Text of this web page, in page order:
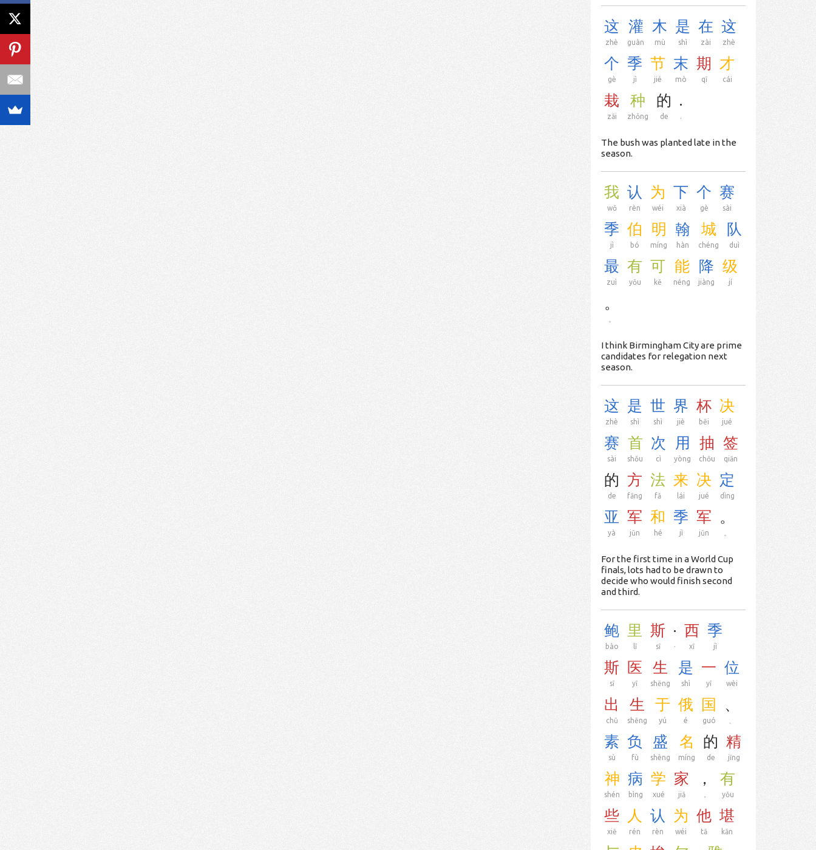
这
zhè
灌
guàn
木
mù
是
shì
在
zài
这
zhè
个
gè
季
jì
节
jié
末
mò
期
qī
才
cái
栽
zāi
种
zhǒng
的
de
.
.
The bush was planted late in the
season.
我
wǒ
认
rèn
为
wéi
下
xià
个
gè
赛
sài
季
jì
伯
bó
明
míng
翰
hàn
城
chéng
队
duì
最
zuì
有
yǒu
可
kě
能
néng
降
jiàng
级
jí
。
I think Birmingham City are prime
candidates for relegation next
season.
这
zhè
是
shì
世
shì
界
jiè
杯
bēi
决
jué
赛
sài
首
shǒu
次
cì
用
yòng
抽
chōu
签
qiān
的
de
方
fāng
法
fǎ
来
lái
决
jué
定
dìng
亚
yà
军
jūn
和
hé
季
jì
军
jūn
。
For the first time in a World Cup
finals, lots had to be drawn to
decide who would finish second
and third.
鲍
bào
里
lǐ
斯
sī
·
·
西
xī
季
jì
斯
sī
医
yī
生
shēng
是
shì
一
yī
位
wèi
出
chū
生
shēng
于
yú
俄
é
国
guó
、
素
sù
负
fù
盛
shèng
名
míng
的
de
精
jīng
神
shén
病
bìng
学
xué
家
jiā
，
，
有
yǒu
些
xiē
人
rén
认
rèn
为
wéi
他
tā
堪
kān